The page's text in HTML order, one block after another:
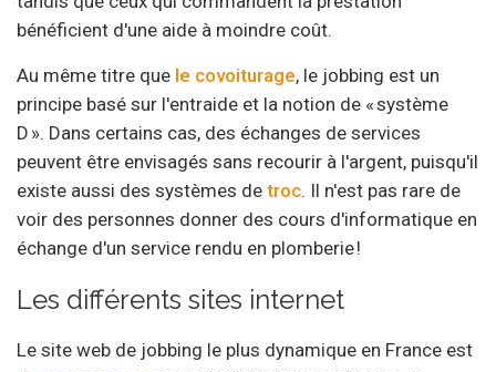
bénéficient d'une aide à moindre coût.
Au même titre que le covoiturage, le jobbing est un
principe basé sur l'entraide et la notion de « système
D ». Dans certains cas, des échanges de services
peuvent être envisagés sans recourir à l'argent, puisqu'il
existe aussi des systèmes de troc. Il n'est pas rare de
voir des personnes donner des cours d'informatique en
échange d'un service rendu en plomberie !
Les différents sites internet
Le site web de jobbing le plus dynamique en France est